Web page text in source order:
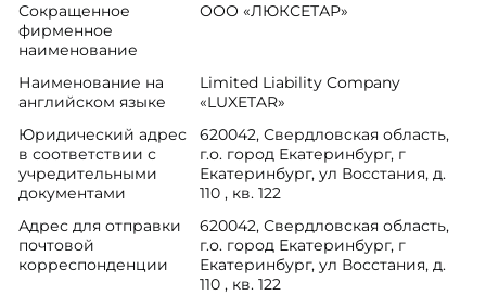
Сокращенное
фирменное
наименование
ООО «ЛЮКСЕТАР»
Наименование на
английском языке
Limited Liability Company
«LUXETAR»
Юридический адрес
в соответствии с
учредительными
документами
620042, Свердловская область,
г.о. город Екатеринбург, г
Екатеринбург, ул Восстания, д.
110 , кв. 122
Адрес для отправки
почтовой
корреспонденции
620042, Свердловская область,
г.о. город Екатеринбург, г
Екатеринбург, ул Восстания, д.
110 , кв. 122